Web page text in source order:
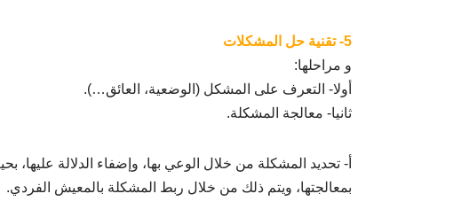
5- تقنية حل المشكلات
و مراحلها:
أولا- التعرف على المشكل (الوضعية، العائق…).
ثانيا- معالجة المشكلة.
أ- تحديد المشكلة من خلال الوعي بها، وإضفاء الدلالة
بمعالجتها، ويتم ذلك من خلال ربط المشكلة بالمعيش الفردي.